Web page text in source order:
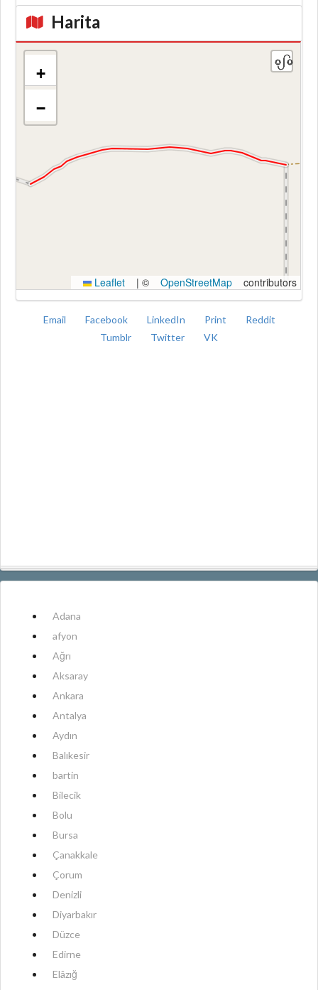
Harita
+
−
Leaflet | © OpenStreetMap contributors
Email Facebook LinkedIn Print
Reddit
Tumblr
Twitter VK
Adana
afyon
Ağrı
Aksaray
Ankara
Antalya
Aydın
Balıkesir
bartin
Bilecik
Bolu
Bursa
Çanakkale
Çorum
Denizli
Diyarbakır
Düzce
Edirne
Elâzığ